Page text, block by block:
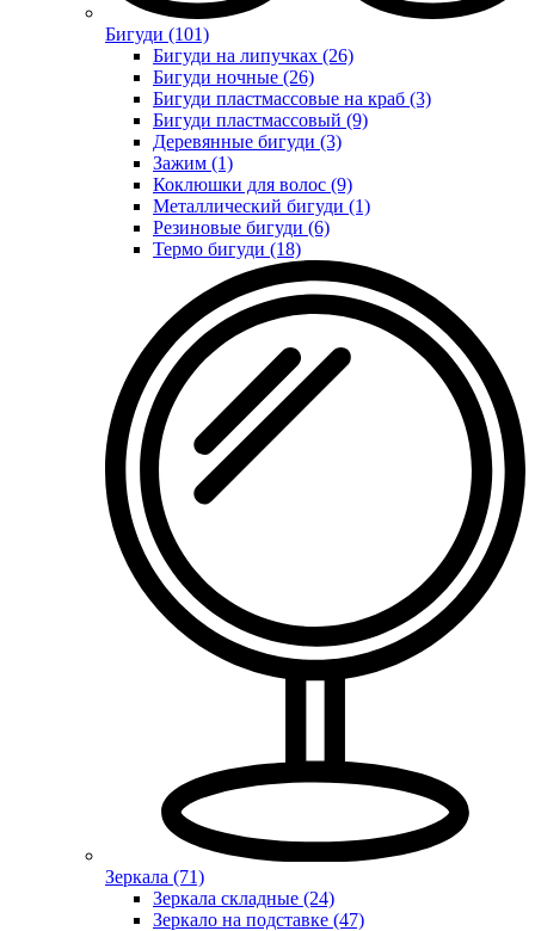
Бигуди (101)
Бигуди на липучках (26)
Бигуди ночные (26)
Бигуди пластмассовые на краб (3)
Бигуди пластмассовый (9)
Деревянные бигуди (3)
Зажим (1)
Коклюшки для волос (9)
Металлический бигуди (1)
Резиновые бигуди (6)
Термо бигуди (18)
Зеркала (71)
Зеркала складные (24)
Зеркало на подставке (47)